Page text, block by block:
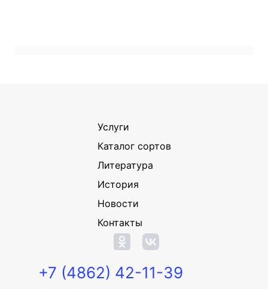
Услуги
Каталог сортов
Литература
История
Новости
Контакты
+7 (4862) 42-11-39